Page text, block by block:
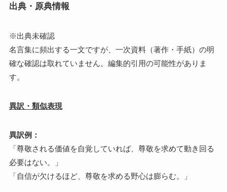
出典・原典情報
※出典未確認
名言集に頻出する一文ですが、一次資料（著作・手紙）の明
確な確認は取れていません。編集的引用の可能性がありま
す。
異訳・類似表現
異訳例：
「尊敬される価値を自覚していれば、尊敬を求めて動き回る
必要はない。」
「自信が欠けるほど、尊敬を求める野心は膨らむ。」